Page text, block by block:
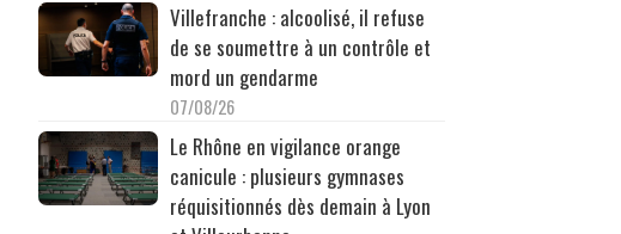
Villefranche : alcoolisé, il refuse
de se soumettre à un contrôle et
mord un gendarme
07/08/26
Le Rhône en vigilance orange
canicule : plusieurs gymnases
réquisitionnés dès demain à Lyon